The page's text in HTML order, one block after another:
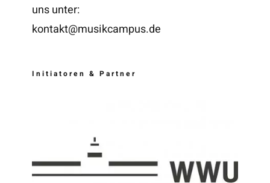
uns unter:
kontakt@musikcampus.de
Initiatoren & Partner